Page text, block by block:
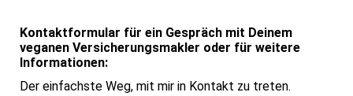
Kontaktformular für ein Gespräch mit Deinem
veganen Versicherungsmakler oder für weitere
Informationen:
Der einfachste Weg, mit mir in Kontakt zu treten.